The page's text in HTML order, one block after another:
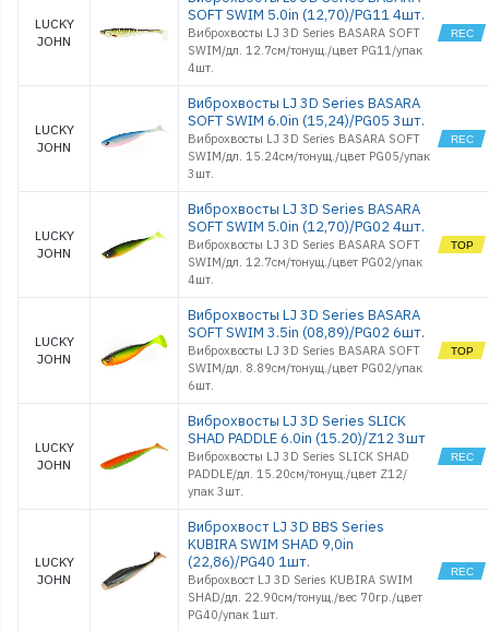
LUCKY
JOHN
SOFT SWIM 5.0in (12,70)/PG11 4шт.
Виброхвосты LJ 3D Series BASARA SOFT
SWIM/дл. 12.7см/тонущ./цвет PG11/упак
4шт.
LUCKY
JOHN
Виброхвосты LJ 3D Series BASARA
SOFT SWIM 6.0in (15,24)/PG05 3шт.
Виброхвосты LJ 3D Series BASARA SOFT
SWIM/дл. 15.24см/тонущ./цвет PG05/упак
3шт.
LUCKY
JOHN
Виброхвосты LJ 3D Series BASARA
SOFT SWIM 5.0in (12,70)/PG02 4шт.
Виброхвосты LJ 3D Series BASARA SOFT
SWIM/дл. 12.7см/тонущ./цвет PG02/упак
4шт.
LUCKY
JOHN
Виброхвосты LJ 3D Series BASARA
SOFT SWIM 3.5in (08,89)/PG02 6шт.
Виброхвосты LJ 3D Series BASARA SOFT
SWIM/дл. 8.89см/тонущ./цвет PG02/упак
6шт.
LUCKY
JOHN
Виброхвосты LJ 3D Series SLICK
SHAD PADDLE 6.0in (15.20)/Z12 3шт
Виброхвосты LJ 3D Series SLICK SHAD
PADDLE/дл. 15.20см/тонущ./цвет Z12/
упак 3шт.
LUCKY
JOHN
Виброхвост LJ 3D BBS Series
KUBIRA SWIM SHAD 9,0in
(22,86)/PG40 1шт.
Виброхвост LJ 3D Series KUBIRA SWIM
SHAD/дл. 22.90см/тонущ./вес 70гр./цвет
PG40/упак 1шт.